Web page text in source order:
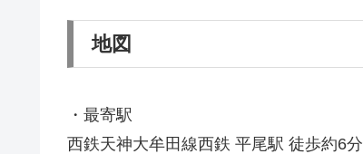
地図
・最寄駅
西鉄天神大牟田線西鉄 平尾駅 徒歩約6分